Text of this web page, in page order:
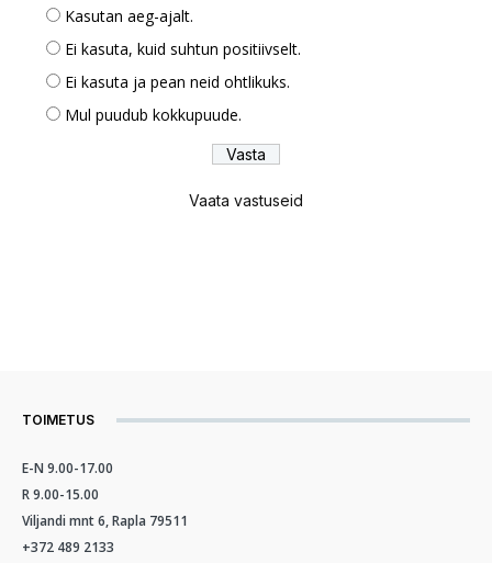
Kasutan aeg-ajalt.
Ei kasuta, kuid suhtun positiivselt.
Ei kasuta ja pean neid ohtlikuks.
Mul puudub kokkupuude.
Vaata vastuseid
TOIMETUS
E-N 9.00-17.00
R 9.00-15.00
Viljandi mnt 6, Rapla 79511
+372 489 2133